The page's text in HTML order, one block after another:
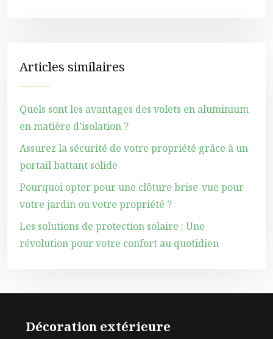
Articles similaires
Quels sont les avantages des volets en aluminium
en matière d’isolation ?
Assurez la sécurité de votre propriété grâce à un
portail battant solide
Pourquoi opter pour une clôture brise-vue pour
votre jardin ou votre propriété ?
Les solutions de protection solaire : Une
révolution pour votre confort au quotidien
Décoration extérieure